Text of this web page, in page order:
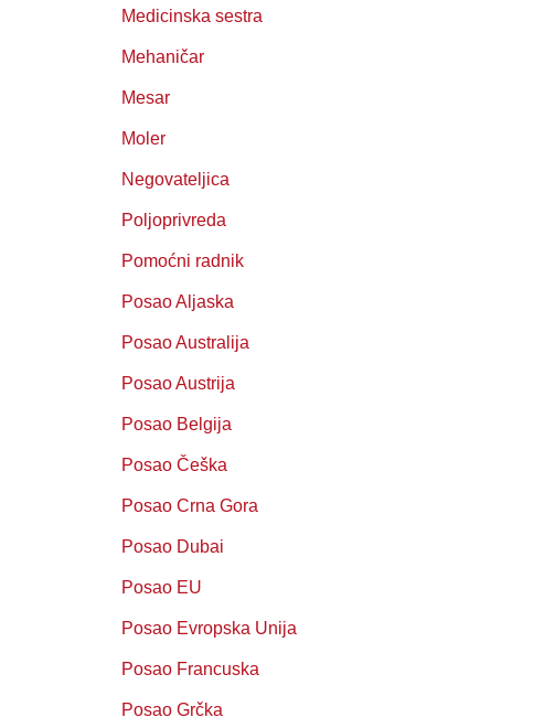
Medicinska sestra
Mehaničar
Mesar
Moler
Negovateljica
Poljoprivreda
Pomoćni radnik
Posao Aljaska
Posao Australija
Posao Austrija
Posao Belgija
Posao Češka
Posao Crna Gora
Posao Dubai
Posao EU
Posao Evropska Unija
Posao Francuska
Posao Grčka